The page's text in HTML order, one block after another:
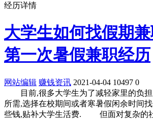
经历详情
大学生如何找假期
第一次暑假兼职经历
网站编辑 赚钱资讯 2021-04-04 10497 0
目前,很多大学生为了减轻家里的负担
所需,选择在校期间或者寒暑假闲余时间
些钱,贴补大学生活费. 但面对复杂的